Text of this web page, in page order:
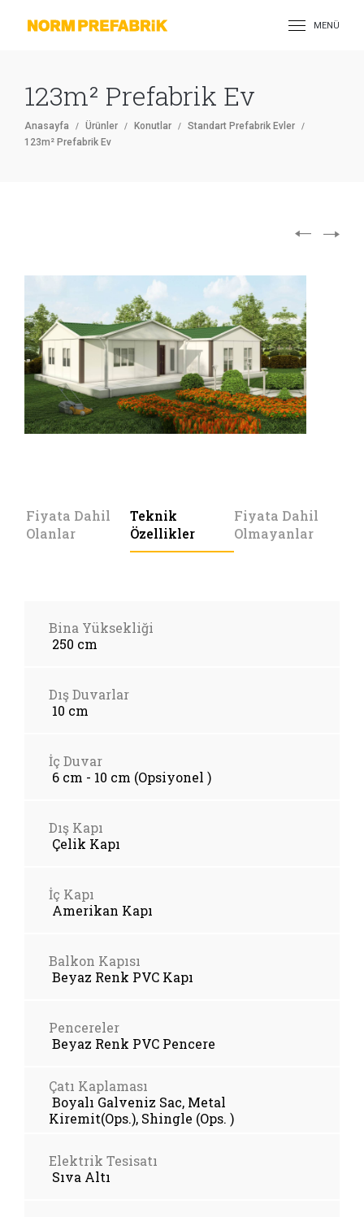
MENÜ
123m² Prefabrik Ev
Anasayfa Ürünler Konutlar
Standart Prefabrik Evler
123m² Prefabrik Ev
Fiyata Dahil
Olanlar
Teknik
Özellikler
Fiyata Dahil
Olmayanlar
Bina Yüksekliği
250 cm
Dış Duvarlar
10 cm
İç Duvar
6 cm - 10 cm (Opsiyonel )
Dış Kapı
Çelik Kapı
İç Kapı
Amerikan Kapı
Balkon Kapısı
Beyaz Renk PVC Kapı
Pencereler
Beyaz Renk PVC Pencere
Çatı Kaplaması
Boyalı Galveniz Sac, Metal
Kiremit(Ops.), Shingle (Ops. )
Elektrik Tesisatı
Sıva Altı